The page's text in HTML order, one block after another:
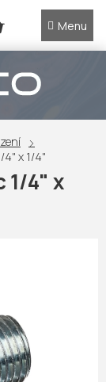
NÁKUPNÍ
KOŠÍK
1/4" x
4" x 1/4"